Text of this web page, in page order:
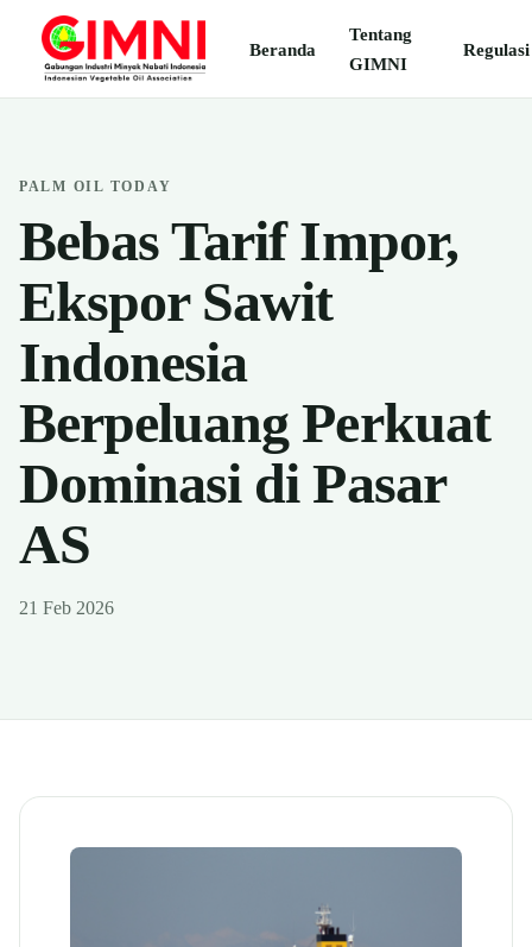
Beranda
Tentang
GIMNI
Regulasi
PALM OIL TODAY
Bebas Tarif Impor,
Ekspor Sawit
Indonesia
Berpeluang Perkuat
Dominasi di Pasar
AS
21 Feb 2026